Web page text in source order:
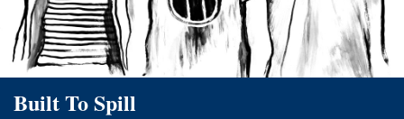
Built To Spill